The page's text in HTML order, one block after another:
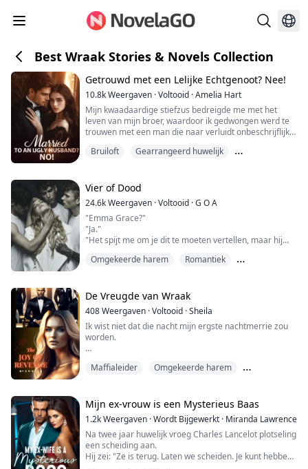
Best Wraak Stories & Novels Collection
Getrouwd met een Lelijke Echtgenoot? Nee!
10.8kWeergaven ·Voltooid ·Amelia Hart
Mijn kwaadaardige stiefzus bedreigde me met het
leven van mijn broer, waardoor ik gedwongen werd te
trouwen met een man die naar verluidt onbeschrijflijk
Maar na de bruiloft ontdekte ik dat deze man helemaal
Bruiloft
Gearrangeerd huwelijk
Vier of Dood
24.6kWeergaven ·Voltooid ·G O A
"Emma Grace?"
"Ja."
"Het spijt me om je dit te moeten vertellen, maar hij
meelevende blik.
vermoord stond op dit moment naast me. Natuurlijk
kon ik dit aan niemand vertellen, want dan zou ik als
medeplichtige worden beschouwd omdat ik wist wat er
was gebeurd ...
Omgekeerde harem
Romantiek
De Vreugde van Wraak
408Weergaven ·Voltooid ·Sheila
Ik wist niet dat die nacht mijn ergste nachtmerrie zou
worden.
twee jaar gepest te zijn, werd ik eindelijk geaccepteerd
Maar... toen gebeurde het.
Ik zal nooit vergeten wat er die nacht met mij is
gebeurd.
Ik zal nooit vergeten dat i...
Maffialeider
Omgekeerde harem
Mijn ex-vrouw is een Mysterieus Baas
1.2kWeergaven ·Wordt Bijgewerkt · Miranda Lawrence
Na twee jaar huwelijk vroeg Charles Lancelot plotseling
een scheiding aan.
Hij zei: "Ze is terug. Laten we scheiden. Je kunt hebben